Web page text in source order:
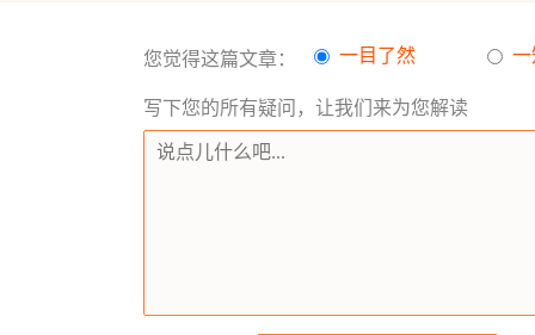
您觉得这篇文章： 一目了然 一
写下您的所有疑问，让我们来为您解读